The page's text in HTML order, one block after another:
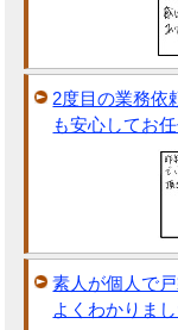
2度目の業務依
も安心してお
素人が個人で
よくわかりま